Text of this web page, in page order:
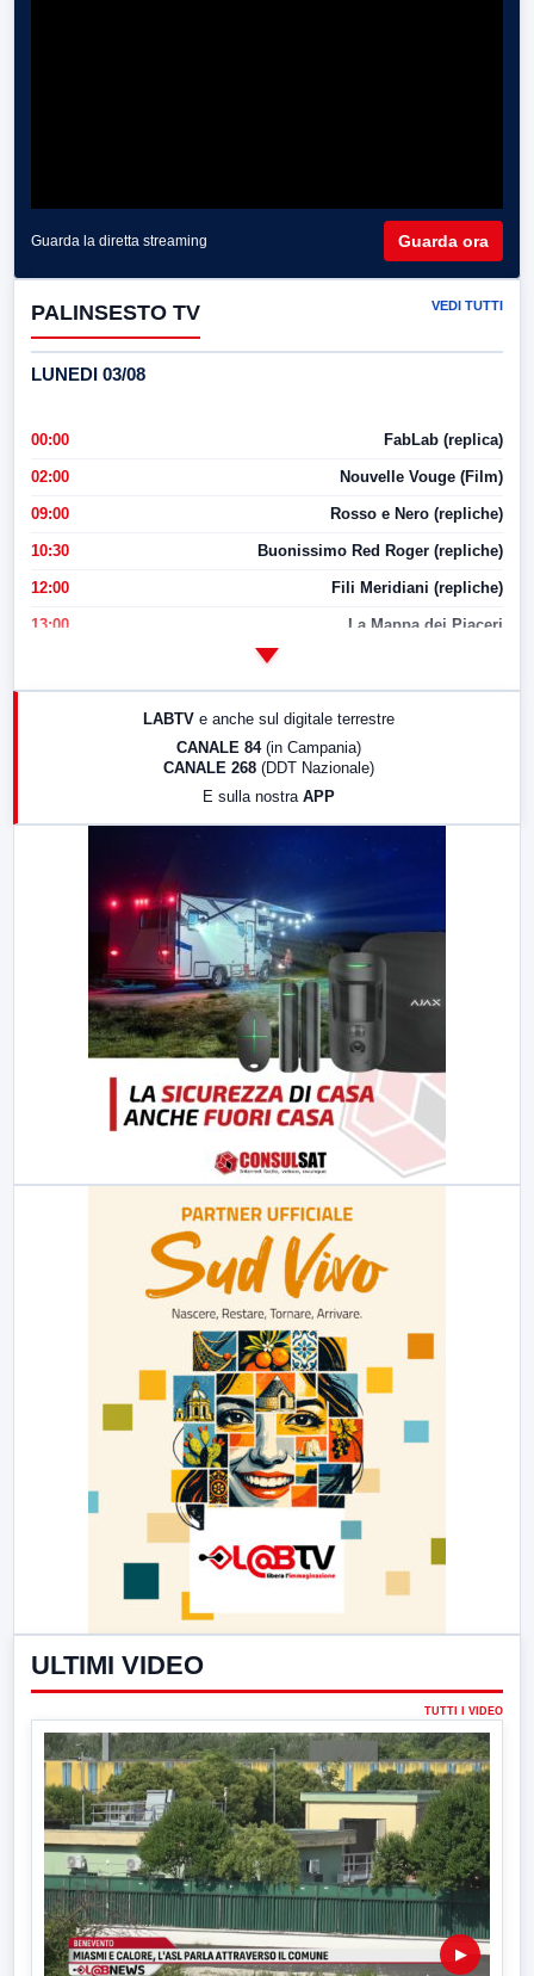
Guarda la diretta streaming Guarda ora
PALINSESTO TV VEDI TUTTI
LUNEDI 03/08
00:00 FabLab (replica)
02:00 Nouvelle Vouge (Film)
09:00 Rosso e Nero (repliche)
10:30 Buonissimo Red Roger (repliche)
12:00 Fili Meridiani (repliche)
13:00 La Mappa dei Piaceri
LABTV e anche sul digitale terrestre
CANALE 84 (in Campania)
CANALE 268 (DDT Nazionale)
E sulla nostra APP
ULTIMI VIDEO
TUTTI I VIDEO
▶